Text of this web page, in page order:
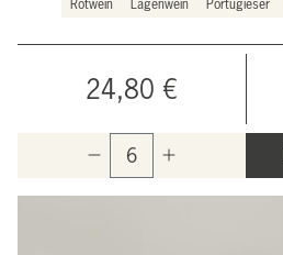
Rotwein Lagenwein Portugieser
24,80 €